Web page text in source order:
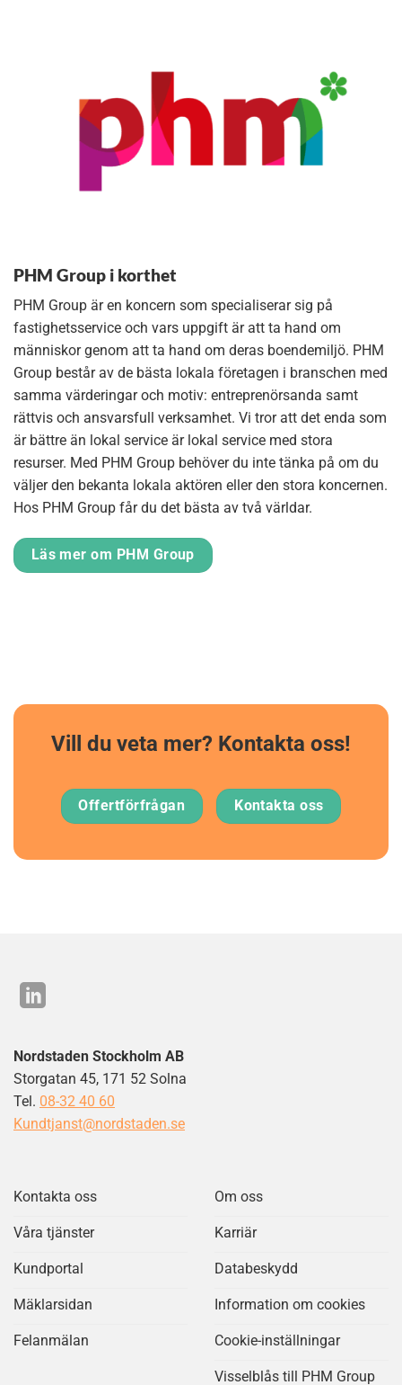
PHM Group i korthet
PHM Group är en koncern som specialiserar sig på
fastighetsservice och vars uppgift är att ta hand om
människor genom att ta hand om deras boendemiljö. PHM
Group består av de bästa lokala företagen i branschen med
samma värderingar och motiv: entreprenörsanda samt
rättvis och ansvarsfull verksamhet. Vi tror att det enda som
är bättre än lokal service är lokal service med stora
resurser. Med PHM Group behöver du inte tänka på om du
väljer den bekanta lokala aktören eller den stora koncernen.
Hos PHM Group får du det bästa av två världar.
Läs mer om PHM Group
Vill du veta mer? Kontakta oss!
Offertförfrågan Kontakta oss
Nordstaden Stockholm AB
Storgatan 45, 171 52 Solna
Tel. 08-32 40 60
Kundtjanst@nordstaden.se
Kontakta oss
Våra tjänster
Kundportal
Mäklarsidan
Felanmälan
Om oss
Karriär
Databeskydd
Information om cookies
Cookie-inställningar
Visselblås till PHM Group